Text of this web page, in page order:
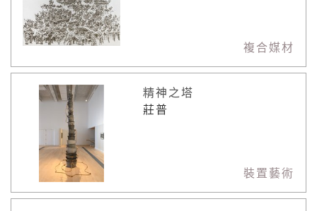
複合媒材
精神之塔
莊普
裝置藝術